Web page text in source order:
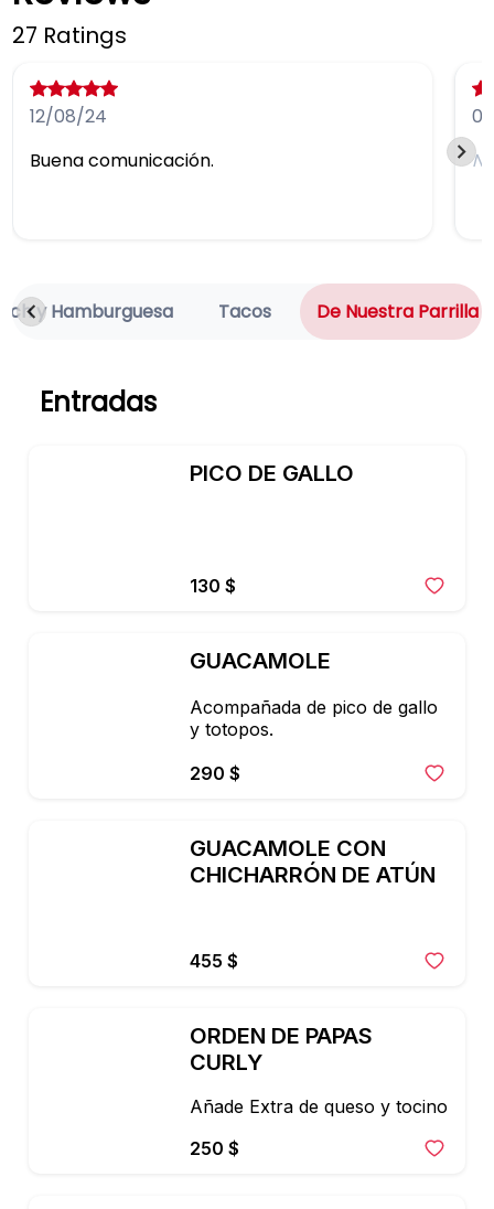
27 Ratings
12/08/24
Buena comunicación.
y Hamburguesa Tacos De Nuestra Parrilla
Entradas
PICO DE GALLO
130 $
GUACAMOLE
Acompañada de pico de gallo
y totopos.
290 $
GUACAMOLE CON
CHICHARRÓN DE ATÚN
455 $
ORDEN DE PAPAS
CURLY
Añade Extra de queso y tocino
250 $